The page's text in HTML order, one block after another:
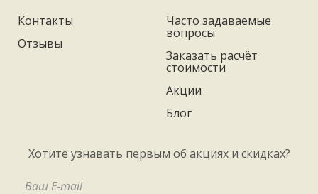
Контакты
Отзывы
Часто задаваемые
вопросы
Заказать расчёт
стоимости
Акции
Блог
Хотите узнавать первым об акциях и скидках?